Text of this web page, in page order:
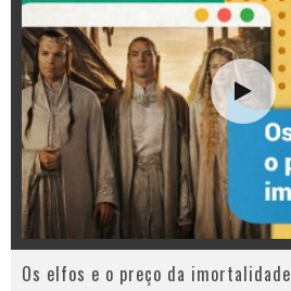
Os elfos e o preço da imortalidade